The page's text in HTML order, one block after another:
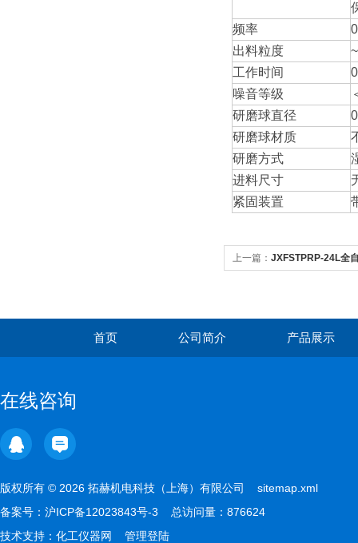
频率
出料粒度
工作时间
噪音等级
研磨球直径
研磨球材质
研磨方式
进料尺寸
紧固装置
上一篇： JXFSTPRP-24L全
首页 公司简介 产品展示
在线咨询
版权所有 © 2026 拓赫机电科技（上海）有限公司 sitemap.xml
备案号： 沪ICP备12023843号-3 总访问量：876624
技术支持： 化工仪器网 管理登陆